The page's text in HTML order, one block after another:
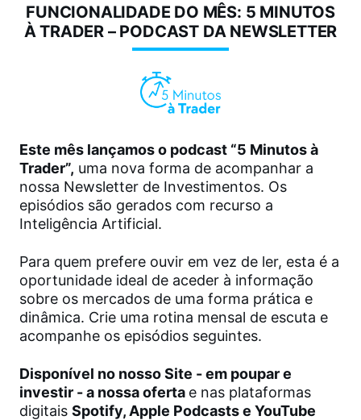
FUNCIONALIDADE DO MÊS: 5 MINUTOS
À TRADER – PODCAST DA NEWSLETTER
Este mês lançamos o podcast “5 Minutos à
Trader”, uma nova forma de acompanhar a
nossa Newsletter de Investimentos. Os
episódios são gerados com recurso a
Inteligência Artificial.
Para quem prefere ouvir em vez de ler, esta é a
oportunidade ideal de aceder à informação
sobre os mercados de uma forma prática e
dinâmica. Crie uma rotina mensal de escuta e
acompanhe os episódios seguintes.
Disponível no nosso Site - em poupar e
investir - a nossa oferta e nas plataformas
digitais Spotify, Apple Podcasts e YouTube